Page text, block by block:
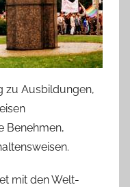
zu Ausbildungen,
Benehmen,
mit den Welt-